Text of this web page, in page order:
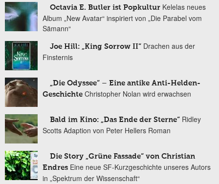
Octavia E. Butler ist Popkultur Kelelas neues
Album „New Avatar“ inspiriert von „Die Parabel vom
Sämann“
Joe Hill: „King Sorrow II“ Drachen aus der
Finsternis
„Die Odyssee“ – Eine antike Anti-Helden-
Geschichte Christopher Nolan wird erwachsen
Bald im Kino: „Das Ende der Sterne“ Ridley
Scotts Adaption von Peter Hellers Roman
Die Story „Grüne Fassade“ von Christian
Endres Eine neue SF-Kurzgeschichte unseres Autors
in „Spektrum der Wissenschaft“